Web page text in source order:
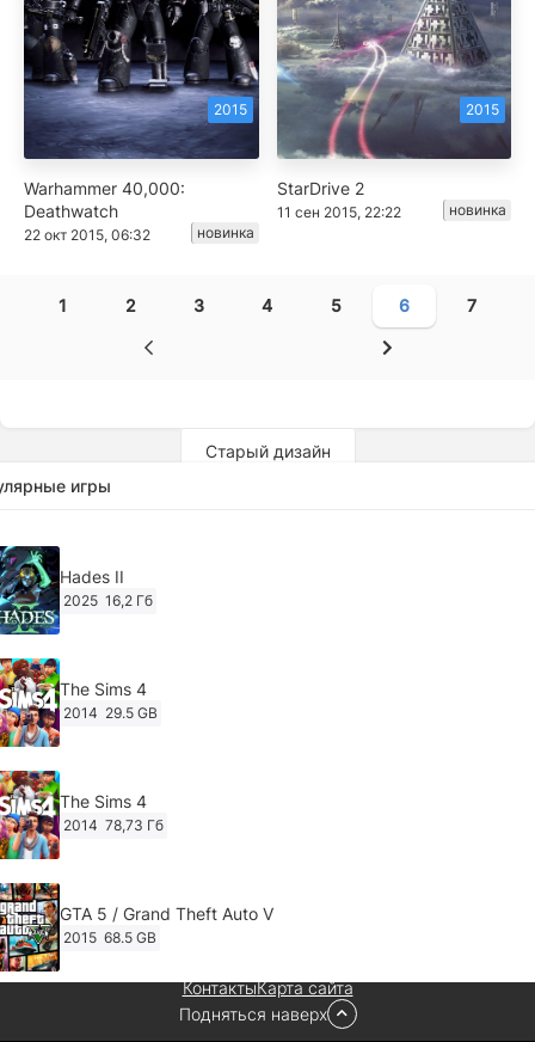
2015
Warhammer 40,000:
Deathwatch
22 окт 2015, 06:32 новинка
2015
StarDrive 2
11 сен 2015, 22:22 новинка
1 2 3 4 5 6 7
Старый дизайн
игры
Hades II
2025 16,2 Гб
The Sims 4
2014 29.5 GB
The Sims 4
2014 78,73 Гб
GTA 5 / Grand Theft Auto V
2015 68.5 GB
Ghost of Tsushima: Director's Cut v.1053.8.1023.1614
[RePack Decepticon] (2024)
КонтактыКарта сайта
Подняться наверх